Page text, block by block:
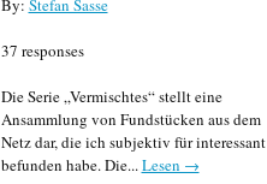
By: Stefan Sasse
37 responses
Die Serie „Vermischtes“ stellt eine
Ansammlung von Fundstücken aus dem
Netz dar, die ich subjektiv für interessant
befunden habe. Die...Lesen →